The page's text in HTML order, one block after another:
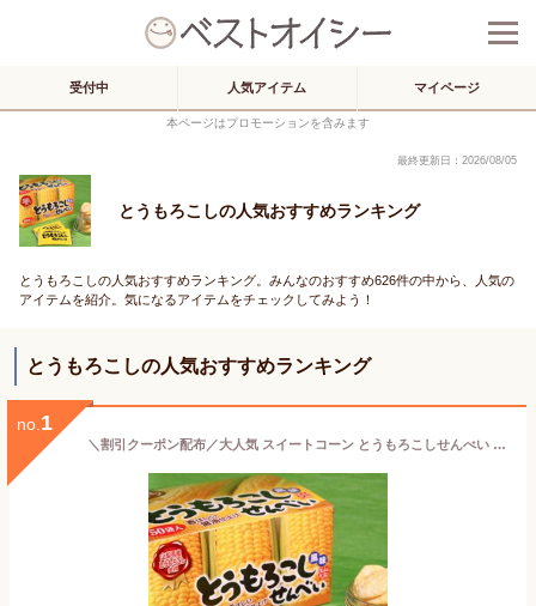
受付中 人気アイテム マイページ
本ページはプロモーションを含みます
最終更新日：2026/08/05
とうもろこしの人気おすすめランキング
とうもろこしの人気おすすめランキング。みんなのおすすめ626件の中から、人気の
アイテムを紹介。気になるアイテムをチェックしてみよう！
とうもろこしの人気おすすめランキング
no. 1
＼割引クーポン配布／大人気 スイートコーン とうもろこしせんべい 50枚入 1箱 お菓子 ご当地みやげ 駄菓子 甘々娘 ゴールドラッシュ きみひめ ヤマフジ 山梨 富士山 お土産 買い忘れ お歳暮 お中元 母の日 ギフト プレゼント 味覚 グルメ 道の駅 とよとみ 豊富村 リピート